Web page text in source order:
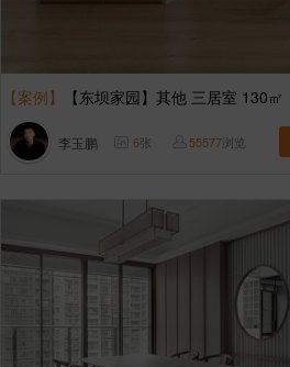
【案例】 【东坝家园】其他 三居室 130㎡
李玉鹏 6张 55577浏览